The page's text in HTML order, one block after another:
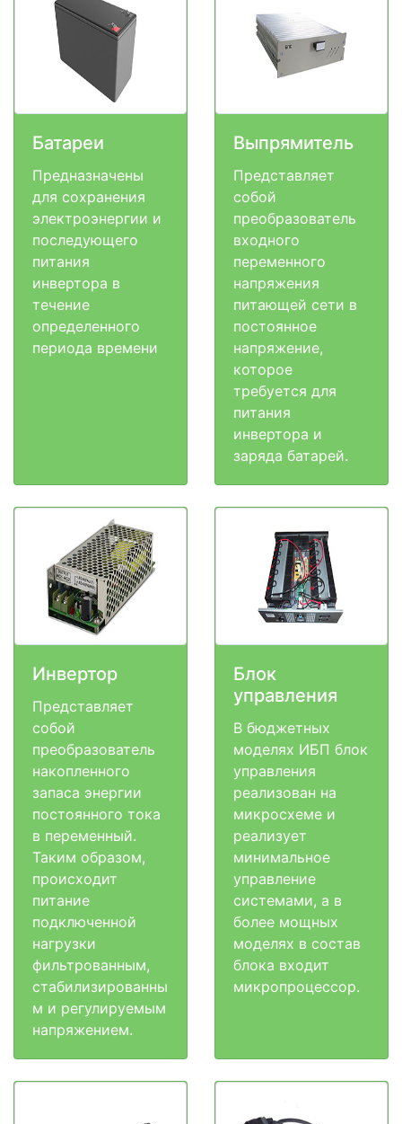
Батареи
Предназначены
для сохранения
электроэнергии и
последующего
питания
инвертора в
течение
определенного
периода времени
Выпрямитель
Представляет
собой
преобразователь
входного
переменного
напряжения
питающей сети в
постоянное
напряжение,
которое
требуется для
питания
инвертора и
заряда батарей.
Инвертор
Представляет
собой
преобразователь
накопленного
запаса энергии
постоянного тока
в переменный.
Таким образом,
происходит
питание
подключенной
нагрузки
фильтрованным,
стабилизированны
м и регулируемым
напряжением.
Блок
управления
В бюджетных
моделях ИБП блок
управления
реализован на
микросхеме и
реализует
минимальное
управление
системами, а в
более мощных
моделях в состав
блока входит
микропроцессор.